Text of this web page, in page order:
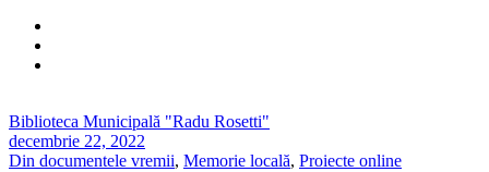
Biblioteca Municipală "Radu Rosetti"
decembrie 22, 2022
Din documentele vremii, Memorie locală, Proiecte online